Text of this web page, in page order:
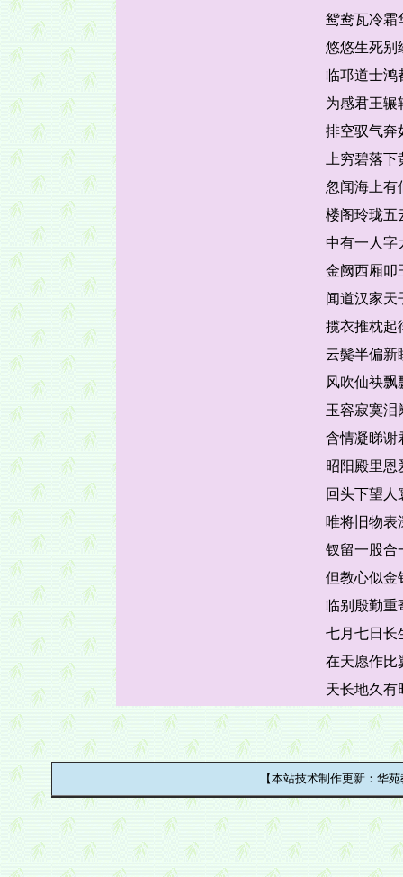
鸳鸯瓦冷霜
悠悠生死别
临邛道士鸿
为感君王辗
排空驭气奔
上穷碧落
忽闻海上有
楼阁玲珑五
中有一人字
金阙西厢叩
闻道汉家天
揽衣推枕起
云鬓半偏新
风吹仙袂飘
玉容寂寞泪
含情凝睇谢
昭阳殿里恩
回头下望人
唯将旧物表
钗留一股合
但教心似金
临别殷勤重
七月七日长
在天愿作比
天长地久有
【本站技术制作更新：华